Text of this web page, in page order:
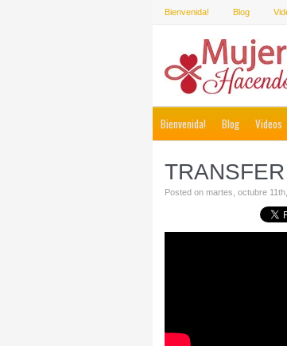
Bienvenida! Blog
Bienvenida! Blog Videos
Posted on martes, octubre